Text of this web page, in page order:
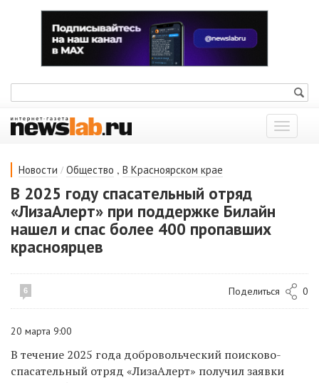
Показать
меню
Новости / Общество , В Красноярском крае
В 2025 году спасательный отряд
«ЛизаАлерт» при поддержке Билайн
нашел и спас более 400 пропавших
красноярцев
6 Поделиться 0
20 марта 9:00
В течение 2025 года добровольческий поисково-
спасательный отряд «ЛизаАлерт» получил заявки